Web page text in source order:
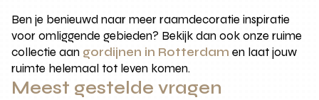
Ben je benieuwd naar meer raamdecoratie inspiratie
voor omliggende gebieden? Bekijk dan ook onze ruime
collectie aan gordijnen in Rotterdam en laat jouw
ruimte helemaal tot leven komen.
Meest gestelde vragen